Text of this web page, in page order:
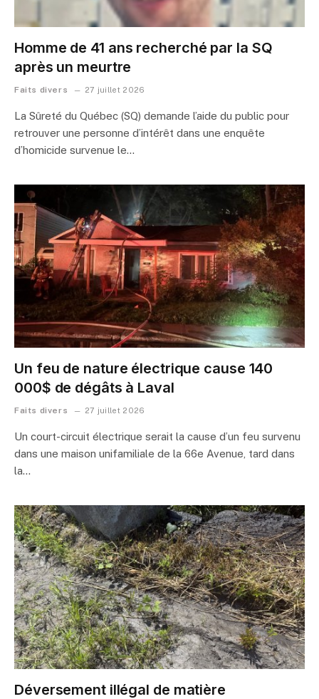
Homme de 41 ans recherché par la SQ
après un meurtre
Faits divers 27 juillet 2026
La Sûreté du Québec (SQ) demande l’aide du public pour
retrouver une personne d’intérêt dans une enquête
d’homicide survenue le…
Un feu de nature électrique cause 140
000$ de dégâts à Laval
Faits divers 27 juillet 2026
Un court-circuit électrique serait la cause d’un feu survenu
dans une maison unifamiliale de la 66e Avenue, tard dans
la…
Déversement illégal de matière